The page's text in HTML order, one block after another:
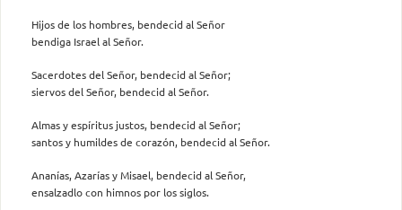
Hijos de los hombres, bendecid al Señor
bendiga Israel al Señor.
Sacerdotes del Señor, bendecid al Señor;
siervos del Señor, bendecid al Señor.
Almas y espíritus justos, bendecid al Señor;
santos y humildes de corazón, bendecid al Señor.
Ananías, Azarías y Misael, bendecid al Señor,
ensalzadlo con himnos por los siglos.